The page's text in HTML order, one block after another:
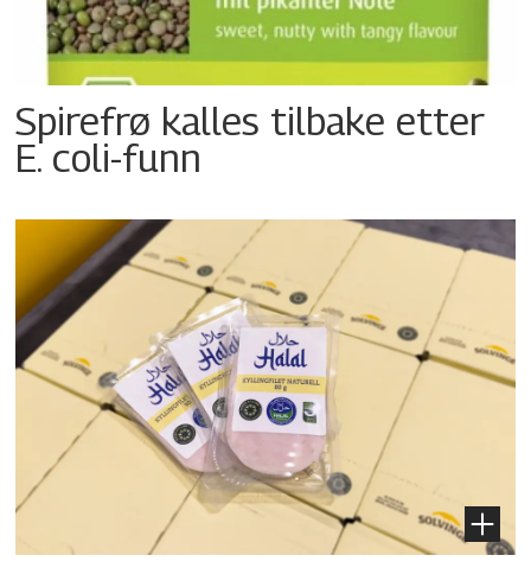
Spirefrø kalles tilbake etter
E. coli-funn